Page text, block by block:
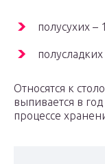
полусухих –
полусладких
Относятся к
выпивается в
процессе